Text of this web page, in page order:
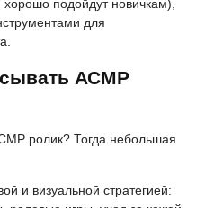
хорошо подойдут новичкам),
для
АСМР
ролик? Тогда небольшая
и визуальной стратегией: